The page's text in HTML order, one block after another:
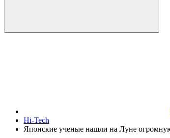
Hi-Tech
Японские ученые нашли на Луне